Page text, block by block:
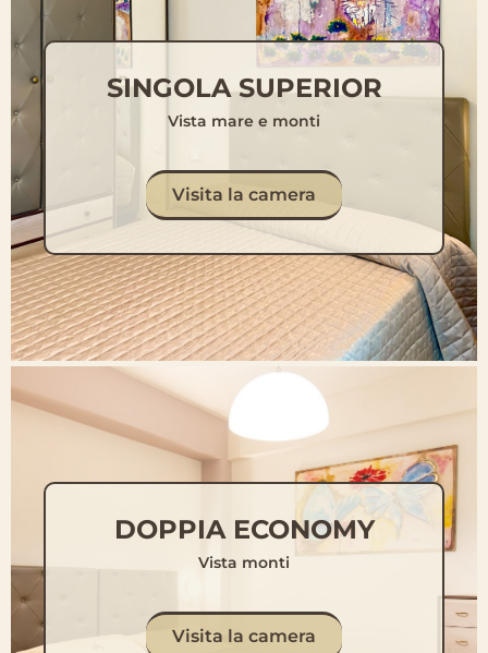
SINGOLA SUPERIOR
Vista mare e monti
Visita la camera
DOPPIA ECONOMY
Vista monti
Visita la camera